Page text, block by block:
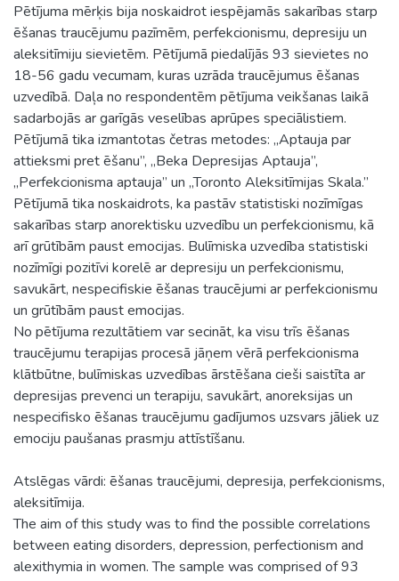
Pētījuma mērķis bija noskaidrot iespējamās sakarības starp
ēšanas traucējumu pazīmēm, perfekcionismu, depresiju un
aleksitīmiju sievietēm. Pētījumā piedalījās 93 sievietes no
18-56 gadu vecumam, kuras uzrāda traucējumus ēšanas
uzvedībā. Daļa no respondentēm pētījuma veikšanas laikā
sadarbojās ar garīgās veselības aprūpes speciālistiem.
Pētījumā tika izmantotas četras metodes: „Aptauja par
attieksmi pret ēšanu”, „Beka Depresijas Aptauja”,
„Perfekcionisma aptauja” un „Toronto Aleksitīmijas Skala.”
Pētījumā tika noskaidrots, ka pastāv statistiski nozīmīgas
sakarības starp anorektisku uzvedību un perfekcionismu, kā
arī grūtībām paust emocijas. Bulīmiska uzvedība statistiski
nozīmīgi pozitīvi korelē ar depresiju un perfekcionismu,
savukārt, nespecifiskie ēšanas traucējumi ar perfekcionismu
un grūtībām paust emocijas.
No pētījuma rezultātiem var secināt, ka visu trīs ēšanas
traucējumu terapijas procesā jāņem vērā perfekcionisma
klātbūtne, bulīmiskas uzvedības ārstēšana cieši saistīta ar
depresijas prevenci un terapiju, savukārt, anoreksijas un
nespecifisko ēšanas traucējumu gadījumos uzsvars jāliek uz
emociju paušanas prasmju attīstīšanu.
Atslēgas vārdi: ēšanas traucējumi, depresija, perfekcionisms,
aleksitīmija.
The aim of this study was to find the possible correlations
between eating disorders, depression, perfectionism and
alexithymia in women. The sample was comprised of 93